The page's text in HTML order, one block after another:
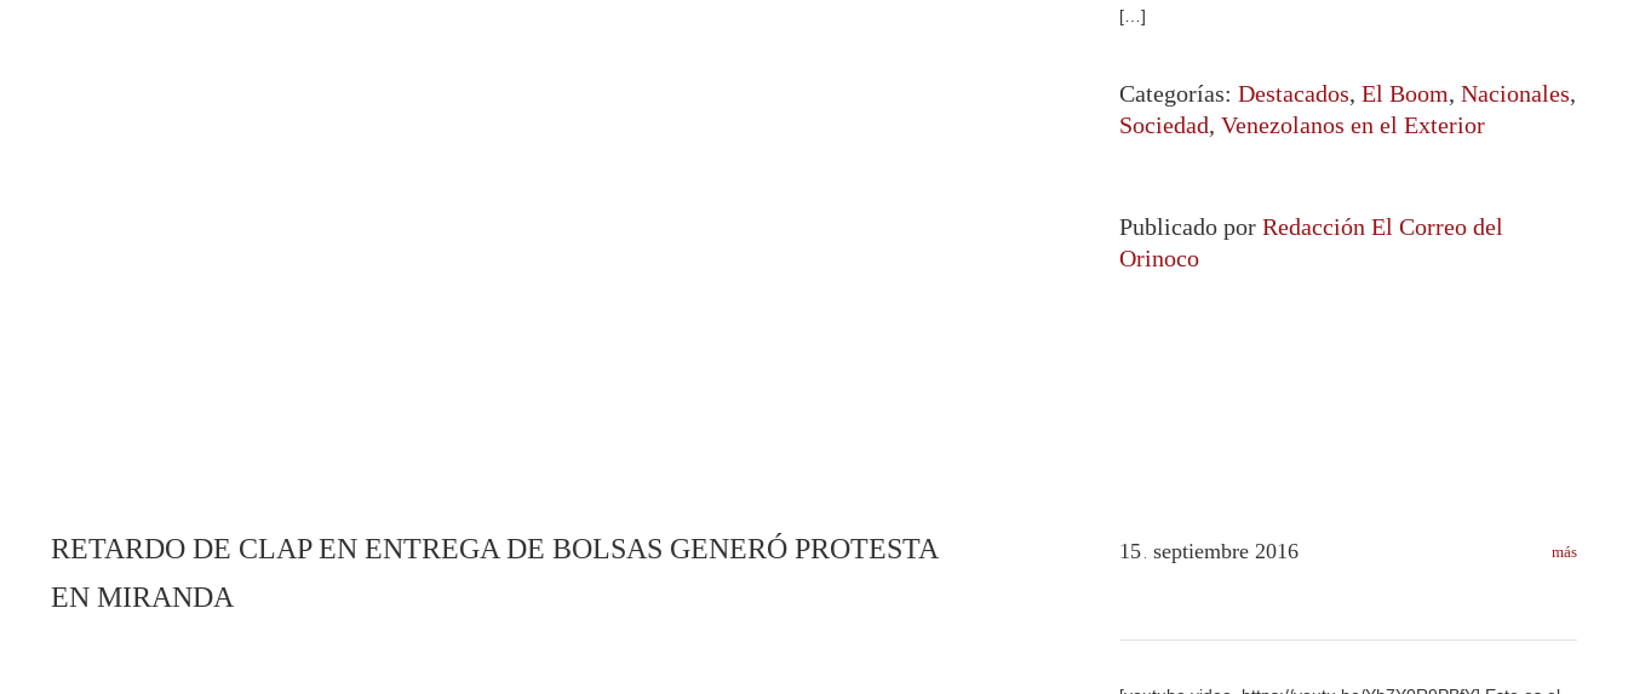
[…]
Categorías: Destacados, El Boom, Nacionales,
Sociedad, Venezolanos en el Exterior
Publicado por Redacción El Correo del
Orinoco
RETARDO DE CLAP EN ENTREGA DE BOLSAS GENERÓ PROTESTA
EN MIRANDA
15 septiembre 2016 más